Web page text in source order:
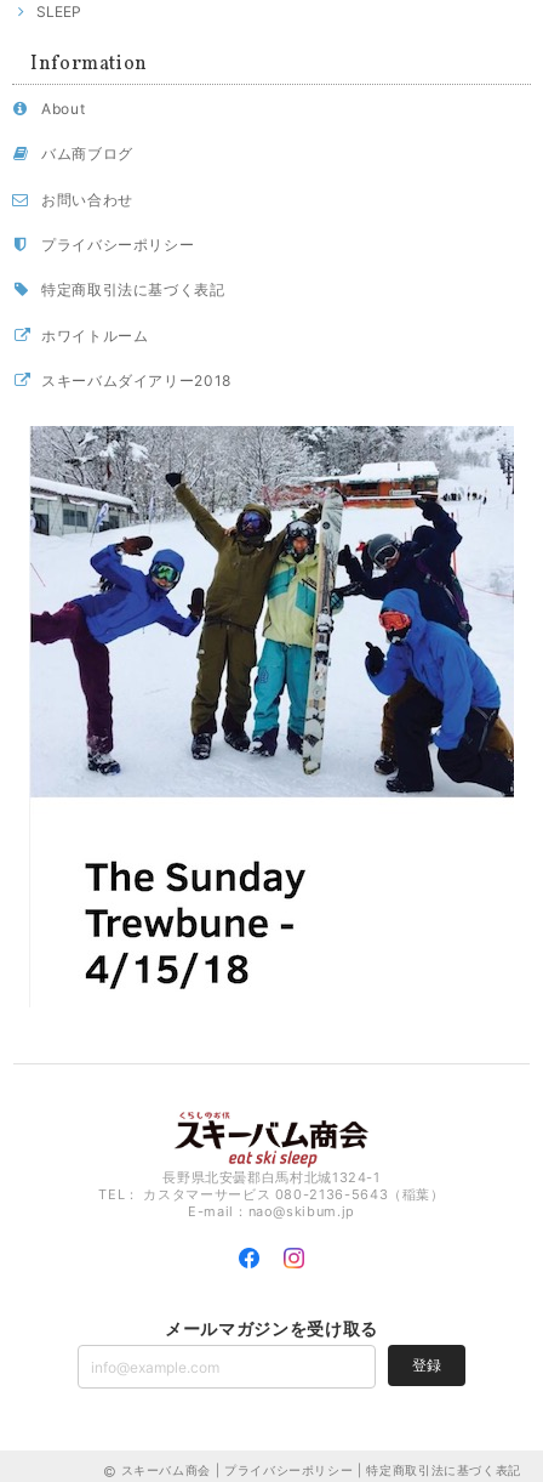
SLEEP
Information
About
バム商ブログ
お問い合わせ
プライバシーポリシー
特定商取引法に基づく表記
ホワイトルーム
スキーバムダイアリー2018
長野県北安曇郡白馬村北城1324-1
TEL： カスタマーサービス 080-2136-5643（稲葉）
E-mail： nao@skibum.jp
メールマガジンを受け取る
登録
スキーバム商会 | プライバシーポリシー |特定商取引法に基づく表記